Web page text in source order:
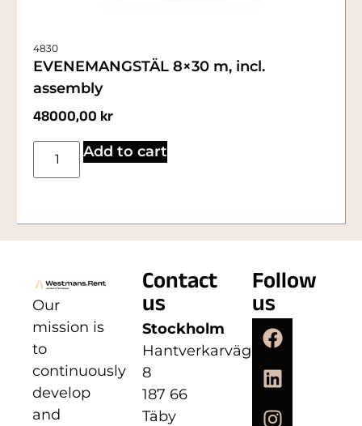
4830
EVENEMANGSTÄL 8×30 m, incl.
assembly
48000,00 kr
Add to cart
Our
mission is
to
continuously
develop
and
Contact
us
Stockholm
Hantverkarvägen
8
187 66
Täby
Follow
us